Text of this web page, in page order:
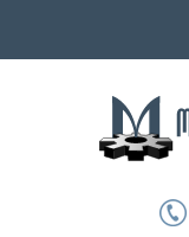
Политика